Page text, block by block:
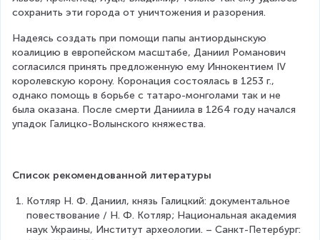
сохранить эти города от уничтожения и разорения.
Надеясь создать при помощи папы антиордынскую
коалицию в европейском масштабе, Даниил Романович
согласился принять предложенную ему Иннокентием IV
королевскую корону. Коронация состоялась в 1253 г.,
однако помощь в борьбе с татаро-монголами так и не
была оказана. После смерти Даниила в 1264 году начался
упадок Галицко-Волынского княжества.
Список рекомендованной литературы
Котляр Н. Ф. Даниил, князь Галицкий: документальное
повествование / Н. Ф. Котляр; Национальная академия
наук Украины, Институт археологии. – Санкт-Петербург: